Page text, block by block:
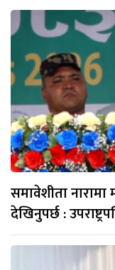
समावेशीता नारामा
देखिनुपर्छ :